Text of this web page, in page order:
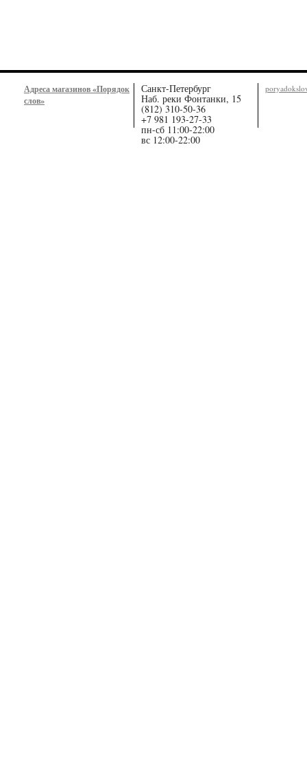
Адреса магазинов «Порядок
слов»
Санкт-Петербург
Наб. реки Фонтанки, 15
(812) 310-50-36
+7 981 193-27-33
пн-сб 11:00-22:00
вс 12:00-22:00